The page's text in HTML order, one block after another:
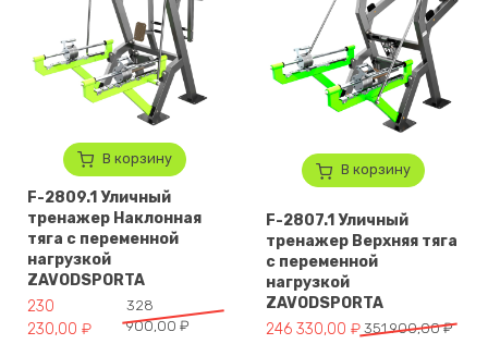
В корзину
F-2809.1 Уличный
тренажер Наклонная
тяга с переменной
нагрузкой
ZAVODSPORTA
328
900,00 ₽
Первоначальная цена составляла 328 900,00 ₽.
230
230,00 ₽
Текущая цена: 230 230,00 ₽.
В корзину
F-2807.1 Уличный
тренажер Верхняя тяга
с переменной
нагрузкой
ZAVODSPORTA
351 900,00₽
Первоначальная цена
246 330,00 ₽
Текущая цена: 246 330,00 ₽.